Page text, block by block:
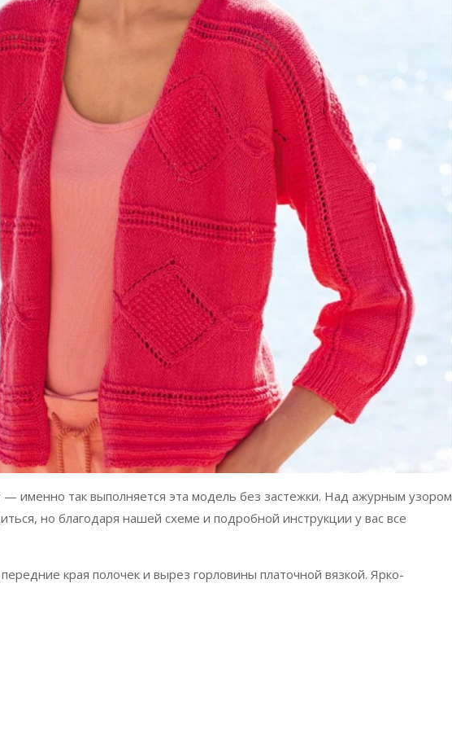
— именно так выполняется эта модель без застежки. Над ажурным узором
но благодаря нашей схеме и подробной инструкции у вас все
края полочек и вырез горловины платочной вязкой. Ярко-